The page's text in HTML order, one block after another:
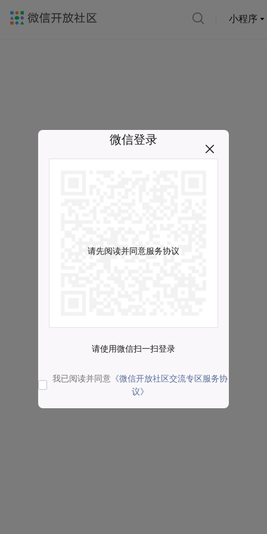
小程序
微信登录
请先阅读并同意服务协议
请使用微信扫一扫登录
我已阅读并同意 《微信开放社区交流专区服务协
议》